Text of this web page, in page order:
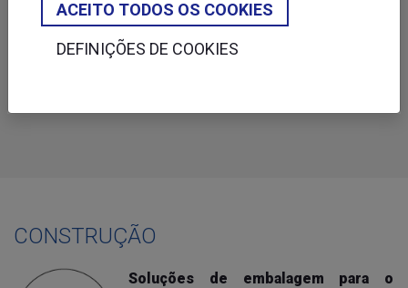
CONSTRUÇÃO
Soluções de embalagem para o
LOGÍSTICA
MOBILIÁRIO
ACEITO TODOS OS COOKIES
DEFINIÇÕES DE COOKIES